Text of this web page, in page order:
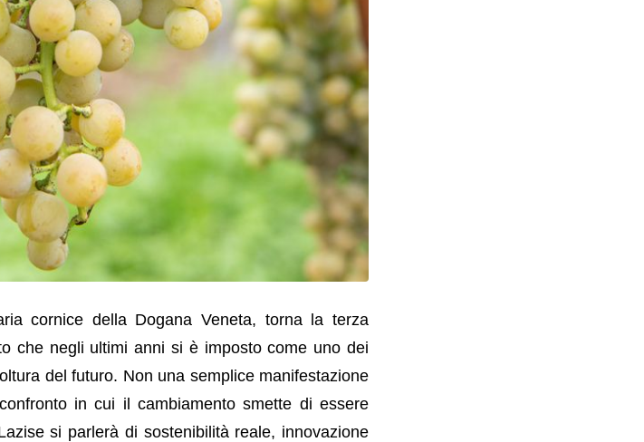
cornice della Dogana Veneta, torna la terza
che negli ultimi anni si è imposto come uno dei
del futuro. Non una semplice manifestazione
in cui il cambiamento smette di essere
si parlerà di sostenibilità reale, innovazione